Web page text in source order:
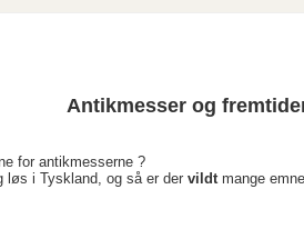
Antikmesser og
for antikmesserne ?
løs i Tyskland, og så er der vildt mange